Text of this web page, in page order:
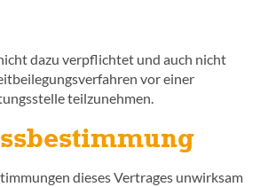
dazu verpflichtet und auch nicht
vor einer
teilzunehmen.
dieses Vertrages unwirksam